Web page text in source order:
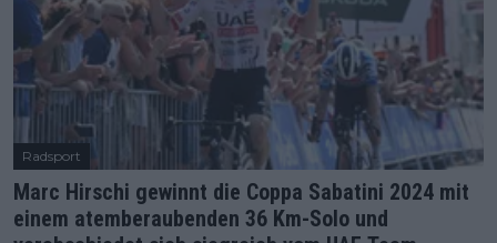
Radsport
Marc Hirschi gewinnt die Coppa Sabatini 2024 mit
einem atemberaubenden 36 Km-Solo und